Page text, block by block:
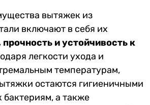
вытяжек из
включают в себя их
и устойчивость к
легкости ухода и
температурам,
остаются гигиеничными
бактериям, а также